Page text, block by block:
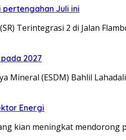
Juli ini
Terintegrasi 2 di Jalan
2027
Mineral (ESDM) Bahlil
Energi
kian meningkat